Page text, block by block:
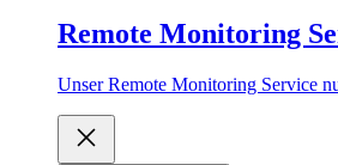
Remote Monitoring
Unser Remote Monitoring Service